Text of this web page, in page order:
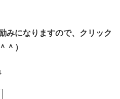
みになりますので、クリック
＾）